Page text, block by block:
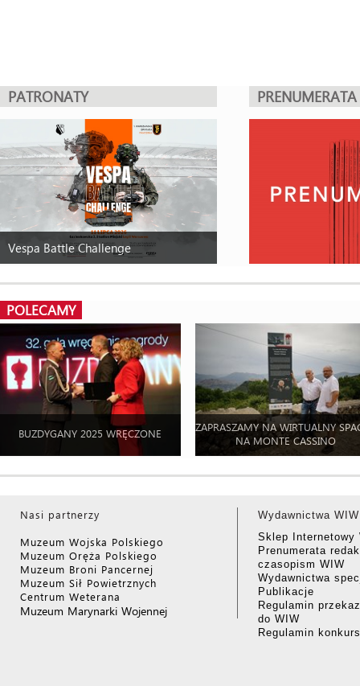
PATRONATY
Vespa Battle Challenge
PRENUMERATA
POLECAMY
BUZDYGANY 2025 WRĘCZONE
ZAPRASZAMY NA WIRTUALNY
NA MONTE CASSINO
Nasi partnerzy
Muzeum Wojska Polskiego
Muzeum Oręża Polskiego
Muzeum Broni Pancernej
Muzeum Sił Powietrznych
Centrum Weterana
Muzeum Marynarki Wojennej
Wydawnictwa WIW
Sklep Internetowy
Prenumerata
czasopism WIW
Wydawnictwa
Publikacje
Regulamin
do WIW
Regulamin